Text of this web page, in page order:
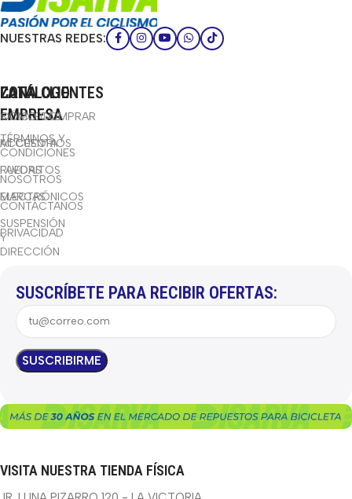
NUESTRAS REDES:
CATÁLOGO
BICICLETAS
ACCESORIOS
RUEDAS
ELECTRÓNICOS
SUSPENSIÓN
Y
DIRECCIÓN
LA
EMPRESA
TÉRMINOS Y
CONDICIONES
NOSOTROS
CONTÁCTANOS
PRIVACIDAD
ZONA CLIENTES
CÓMO COMPRAR
MI CUENTA
FAVORITOS
MARCAS
SUSCRÍBETE PARA RECIBIR OFERTAS:
VISITA NUESTRA TIENDA FÍSICA